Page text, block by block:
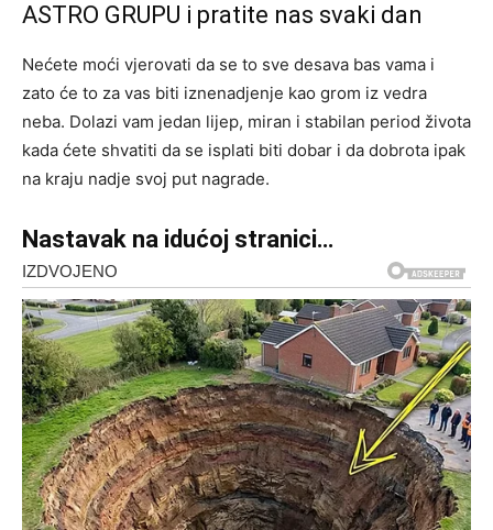
ASTRO GRUPU i pratite nas svaki dan
Nećete moći vjerovati da se to sve desava bas vama i
zato će to za vas biti iznenadjenje kao grom iz vedra
neba. Dolazi vam jedan lijep, miran i stabilan period života
kada ćete shvatiti da se isplati biti dobar i da dobrota ipak
na kraju nadje svoj put nagrade.
Nastavak na idućoj stranici…